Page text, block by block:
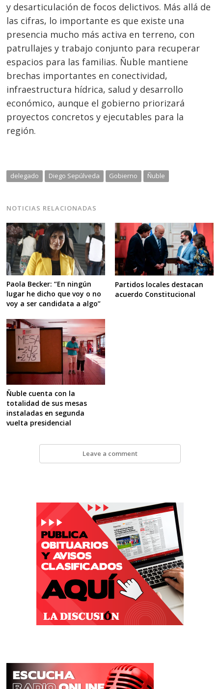
y desarticulación de focos delictivos. Más allá de
las cifras, lo importante es que existe una
presencia mucho más activa en terreno, con
patrullajes y trabajo conjunto para recuperar
espacios para las familias. Ñuble mantiene
brechas importantes en conectividad,
infraestructura hídrica, salud y desarrollo
económico, aunque el gobierno priorizará
proyectos concretos y ejecutables para la
región.
delegado Diego Sepúlveda Gobierno Ñuble
NOTICIAS RELACIONADAS
Paola Becker: “En ningún
lugar he dicho que voy o no
voy a ser candidata a algo”
Partidos locales destacan
acuerdo Constitucional
Ñuble cuenta con la
totalidad de sus mesas
instaladas en segunda
vuelta presidencial
Leave a comment